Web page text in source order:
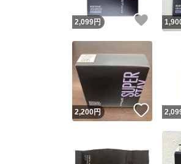
2,099円 いい
2,200円 いい